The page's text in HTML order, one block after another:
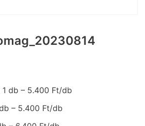
1 db – 5.400 Ft/db
– 5.400 Ft/db